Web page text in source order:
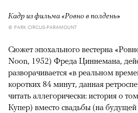
Кадр из фильма «Ровно в полдень»
© PARK CIRCUS-PARAMOUNT
Сюжет эпохального вестерна
Noon, 1952) Фреда Циннемана,
разворачивается «в реальном
коротких 84 минут, данная
читать аллегорически: история о
Купер) вместо свадьбы (на